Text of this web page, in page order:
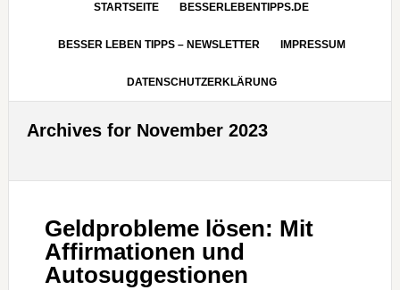
STARTSEITE BESSERLEBENTIPPS.DE
BESSER LEBEN TIPPS – NEWSLETTER IMPRESSUM
DATENSCHUTZERKLÄRUNG
Archives for November 2023
Geldprobleme lösen: Mit
Affirmationen und
Autosuggestionen